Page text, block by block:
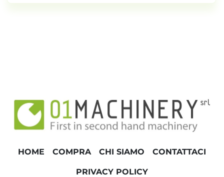
HOME COMPRA CHI SIAMO CONTATTACI
PRIVACY POLICY